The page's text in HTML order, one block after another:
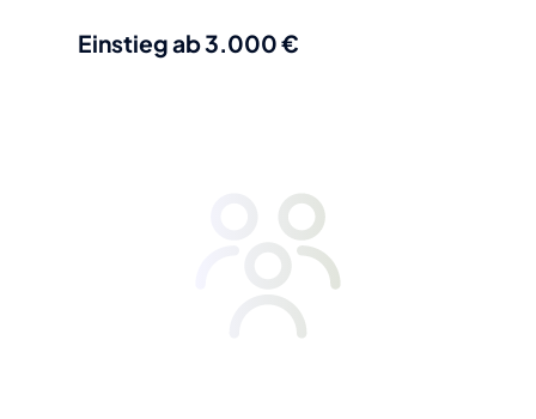
Einstieg ab 3.000 €